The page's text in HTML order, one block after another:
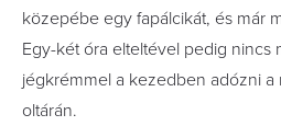
közepébe egy fapálcikát, és már
Egy-két óra elteltével pedig nincs
jégkrémmel a kezedben adózni
oltárán.